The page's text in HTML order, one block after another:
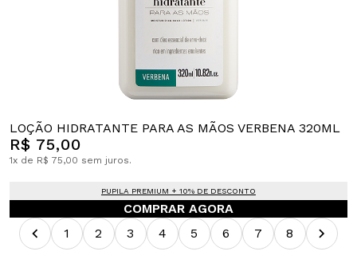
LOÇÃO HIDRATANTE PARA AS MÃOS VERBENA 320ML
R$ 75,00
1x de R$ 75,00 sem juros.
PUPILA PREMIUM + 10% DE DESCONTO
COMPRAR AGORA
1
2 3 4 5 6 7 8